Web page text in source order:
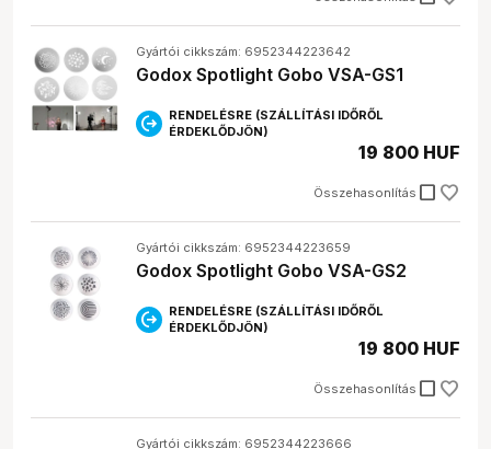
Gyártói cikkszám: 6952344223642
Godox Spotlight Gobo VSA-GS1
RENDELÉSRE (SZÁLLÍTÁSI IDŐRŐL
ÉRDEKLŐDJÖN)
Összehasonlítás check_box_outline_blank
19 800 HUF
Gyártói cikkszám: 6952344223659
Godox Spotlight Gobo VSA-GS2
RENDELÉSRE (SZÁLLÍTÁSI IDŐRŐL
ÉRDEKLŐDJÖN)
Összehasonlítás check_box_outline_blank
19 800 HUF
Gyártói cikkszám: 6952344223666